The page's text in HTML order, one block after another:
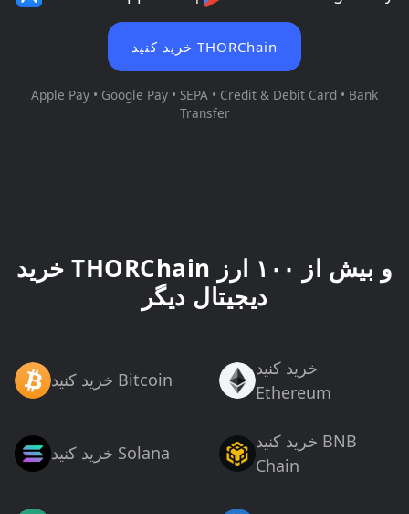
خرید کنید THORChain
Apple Pay • Google Pay • SEPA • Credit & Debit Card • Bank
Transfer
خرید THORChain و بیش از ۱۰۰ ارز
دیجیتال دیگر
خرید کنید Bitcoin
خرید کنید
Ethereum
خرید کنید Solana
خرید کنید BNB
Chain